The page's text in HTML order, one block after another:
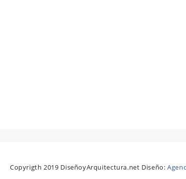
Copyrigth 2019 DiseñoyArquitectura.net Diseño: